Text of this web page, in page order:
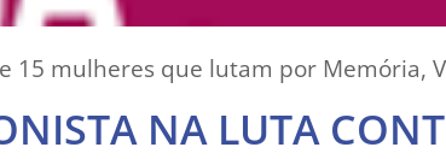
mulheres que lutam por Memória,
NA LUTA